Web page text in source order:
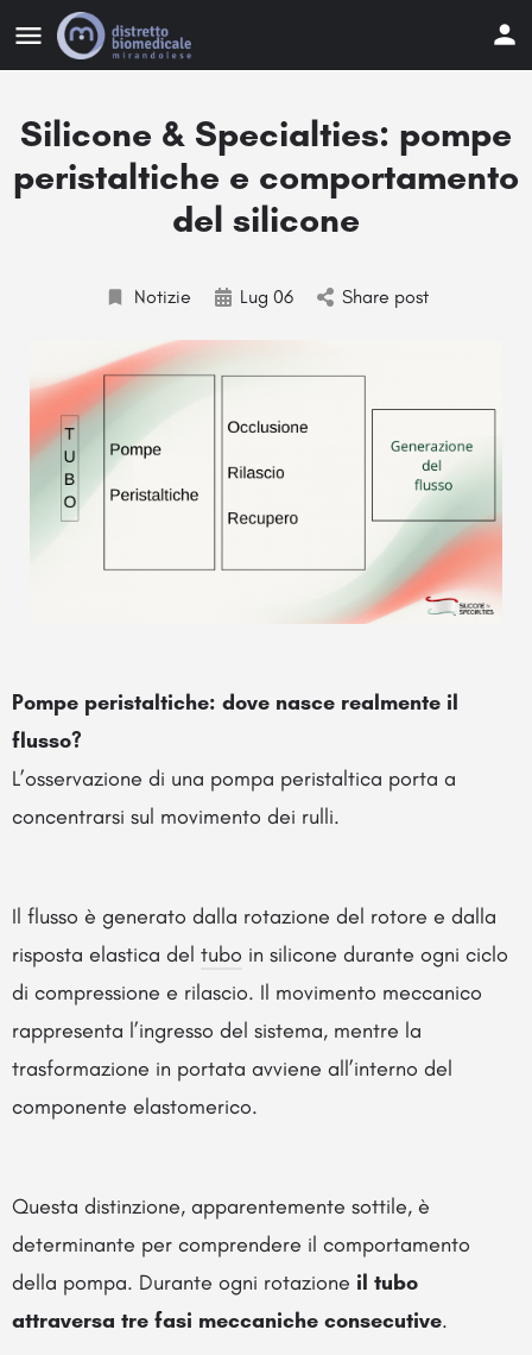
Silicone & Specialties: pompe
peristaltiche e comportamento
del silicone
Notizie Lug 06 Share post
Pompe peristaltiche: dove nasce realmente il
flusso?
L’osservazione di una pompa peristaltica porta a
concentrarsi sul movimento dei rulli.
Il flusso è generato dalla rotazione del rotore e dalla
risposta elastica del tubo in silicone durante ogni ciclo
di compressione e rilascio. Il movimento meccanico
rappresenta l’ingresso del sistema, mentre la
trasformazione in portata avviene all’interno del
componente elastomerico.
Questa distinzione, apparentemente sottile, è
determinante per comprendere il comportamento
della pompa. Durante ogni rotazione il tubo
attraversa tre fasi meccaniche consecutive.